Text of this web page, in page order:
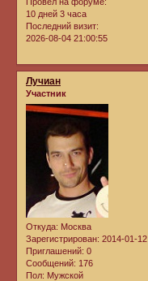
10 дней 3 часа
Последний визит:
2026-08-04 21:00:55
Лучиан
Участник
Откуда: Москва
Зарегистрирован: 2014-01-12
Приглашений: 0
Сообщений: 176
Пол: Мужской